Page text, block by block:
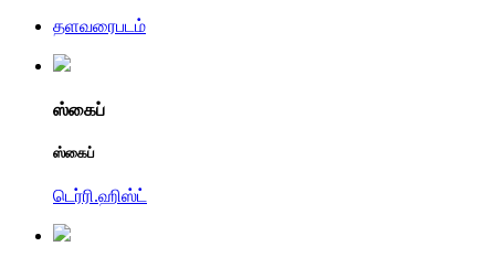
தளவரைபடம்
ஸ்கைப்
ஸ்கைப்
டெர்ரி.ஹிஸ்ட்